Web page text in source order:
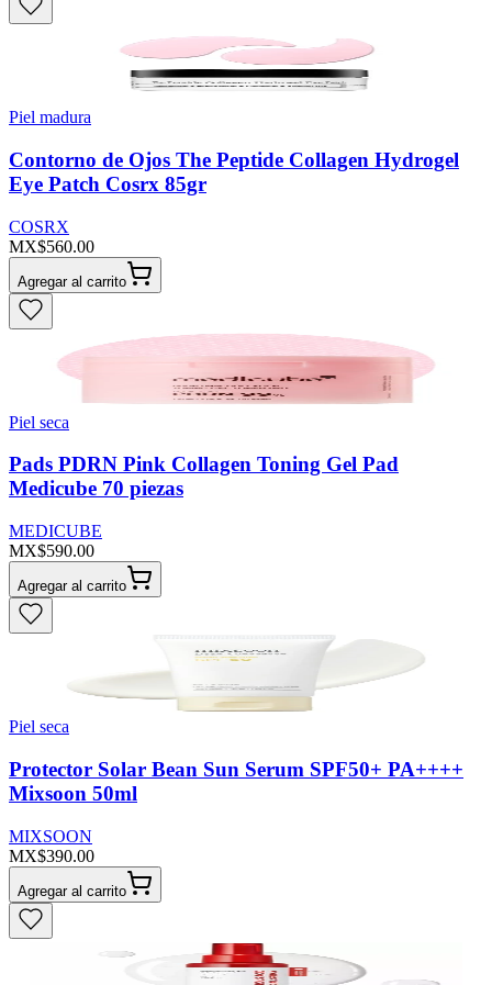
Piel madura
Contorno de Ojos The Peptide Collagen Hydrogel
Eye Patch Cosrx 85gr
COSRX
MX$560.00
Agregar al carrito
Piel seca
Pads PDRN Pink Collagen Toning Gel Pad
Medicube 70 piezas
MEDICUBE
MX$590.00
Agregar al carrito
Piel seca
Protector Solar Bean Sun Serum SPF50+ PA++++
Mixsoon 50ml
MIXSOON
MX$390.00
Agregar al carrito